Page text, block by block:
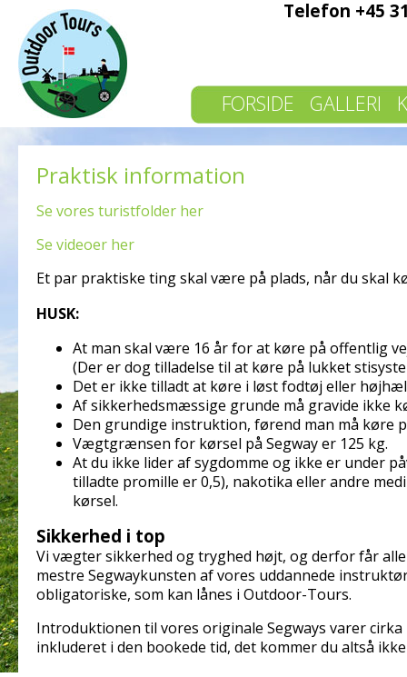
Telefon +45
FORSIDE GALLERI
Praktisk information
Se vores turistfolder her
Se videoer her
Et par praktiske ting skal være på plads, når du skal
HUSK:
At man skal være 16 år for at køre på offentlig
(Der er dog tilladelse til at køre på lukket
Det er ikke tilladt at køre i løst fodtøj eller
Af sikkerhedsmæssige grunde må gravide ikke
Den grundige instruktion, førend man må køre
Vægtgrænsen for kørsel på Segway er 125 kg.
At du ikke lider af sygdomme og ikke er under
tilladte promille er 0,5), nakotika eller andre
kørsel.
Sikkerhed i top
Vi vægter sikkerhed og tryghed højt, og derfor får
mestre Segwaykunsten af vores uddannede
obligatoriske, som kan lånes i Outdoor-Tours.
Introduktionen til vores originale Segways varer
inkluderet i den bookede tid, det kommer du altså